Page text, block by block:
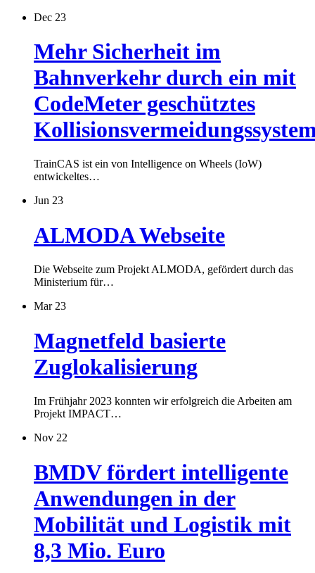
Dec 23
Mehr Sicherheit im
Bahnverkehr durch ein mit
CodeMeter geschütztes
TrainCAS ist ein von Intelligence on Wheels (IoW)
entwickeltes…
Jun 23
ALMODA Webseite
Die Webseite zum Projekt ALMODA, gefördert durch das
Ministerium für…
Mar 23
Magnetfeld basierte
Zuglokalisierung
Im Frühjahr 2023 konnten wir erfolgreich die Arbeiten am
Projekt IMPACT…
Nov 22
BMDV fördert intelligente
Anwendungen in der
Mobilität und Logistik mit
8,3 Mio. Euro